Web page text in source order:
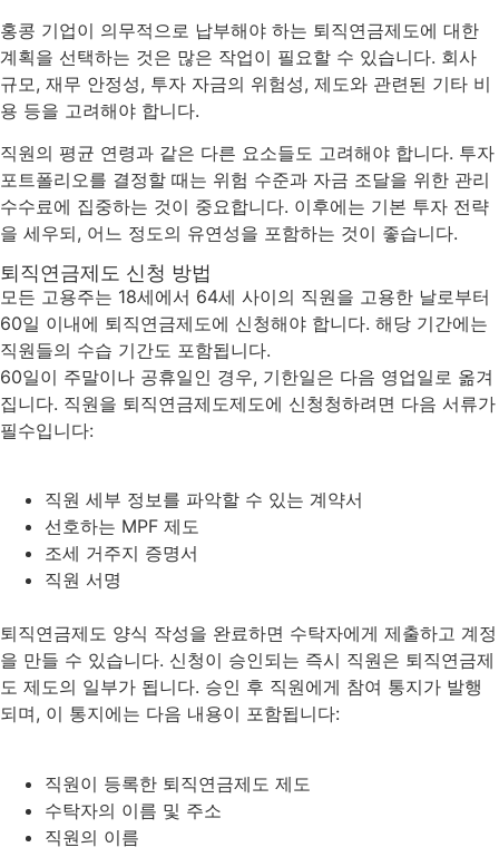
홍콩 기업이 의무적으로 납부해야 하는 퇴직연금제도에 대한
계획을 선택하는 것은 많은 작업이 필요할 수 있습니다. 회사
규모, 재무 안정성, 투자 자금의 위험성, 제도와 관련된 기타 비
용 등을 고려해야 합니다.
직원의 평균 연령과 같은 다른 요소들도 고려해야 합니다. 투자
포트폴리오를 결정할 때는 위험 수준과 자금 조달을 위한 관리
수수료에 집중하는 것이 중요합니다. 이후에는 기본 투자 전략
을 세우되, 어느 정도의 유연성을 포함하는 것이 좋습니다.
퇴직연금제도 신청 방법
모든 고용주는 18세에서 64세 사이의 직원을 고용한 날로부터
60일 이내에 퇴직연금제도에 신청해야 합니다. 해당 기간에는
직원들의 수습 기간도 포함됩니다.
60일이 주말이나 공휴일인 경우, 기한일은 다음 영업일로 옮겨
집니다. 직원을 퇴직연금제도제도에 신청청하려면 다음 서류가
필수입니다:
직원 세부 정보를 파악할 수 있는 계약서
선호하는 MPF 제도
조세 거주지 증명서
직원 서명
퇴직연금제도 양식 작성을 완료하면 수탁자에게 제출하고 계정
을 만들 수 있습니다. 신청이 승인되는 즉시 직원은 퇴직연금제
도 제도의 일부가 됩니다. 승인 후 직원에게 참여 통지가 발행
되며, 이 통지에는 다음 내용이 포함됩니다:
직원이 등록한 퇴직연금제도 제도
수탁자의 이름 및 주소
직원의 이름